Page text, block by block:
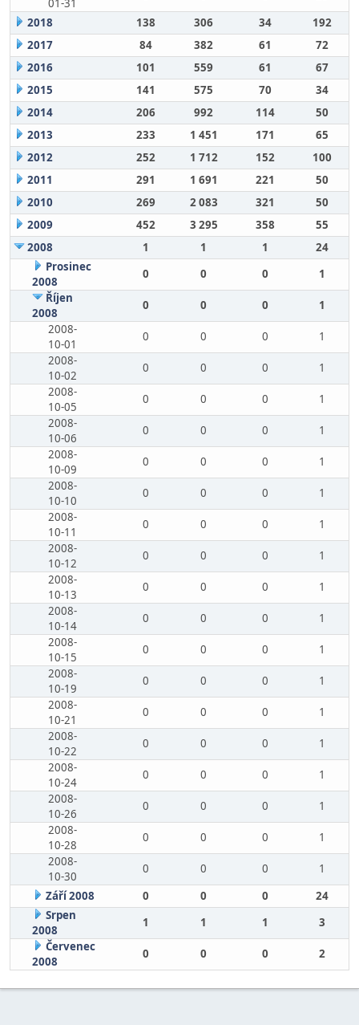
01-31
2018
138 306 34
192
2017
84 382 61
72
2016
101 559 61
67
2015
141 575 70
34
2014
206 992 114
50
2013
233 1 451 171
65
2012
252 1 712 152
100
2011
291 1 691 221
50
2010
269 2 083 321
50
2009
452 3 295 358
55
2008
1 1 1
24
Prosinec
2008
0 0 0
1
Říjen
2008
0 0 0
1
2008-
10-01
0 0 0
1
2008-
10-02
0 0 0
1
2008-
10-05
0 0 0
1
2008-
10-06
0 0 0
1
2008-
10-09
0 0 0
1
2008-
10-10
0 0 0
1
2008-
10-11
0 0 0
1
2008-
10-12
0 0 0
1
2008-
10-13
0 0 0
1
2008-
10-14
0 0 0
1
2008-
10-15
0 0 0
1
2008-
10-19
0 0 0
1
2008-
10-21
0 0 0
1
2008-
10-22
0 0 0
1
2008-
10-24
0 0 0
1
2008-
10-26
0 0 0
1
2008-
10-28
0 0 0
1
2008-
10-30
0 0 0
1
Září 2008
0 0 0
24
Srpen
2008
1 1 1
3
Červenec
2008
0 0 0 2